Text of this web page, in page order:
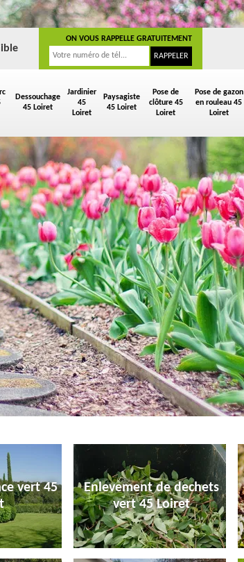
Dessouchage
45 Loiret
Jardinier
45
Loiret
Paysagiste
45 Loiret
Pose de
clôture 45
Loiret
Pose de gazon
en rouleau 45
Loiret
ON VOUS RAPPELLE GRATUITEMENT
vert 45
Enlevement de dechets
vert 45 Loiret